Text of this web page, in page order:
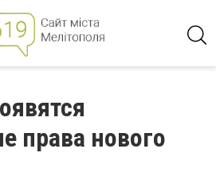
права нового